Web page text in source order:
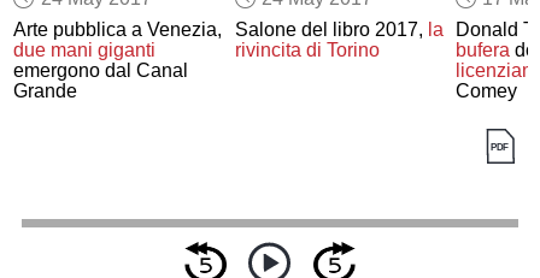
Arte pubblica a Venezia,
due mani giganti
emergono dal Canal
Grande
Salone del libro 2017, la
rivincita di Torino
Donald
bufera
Comey